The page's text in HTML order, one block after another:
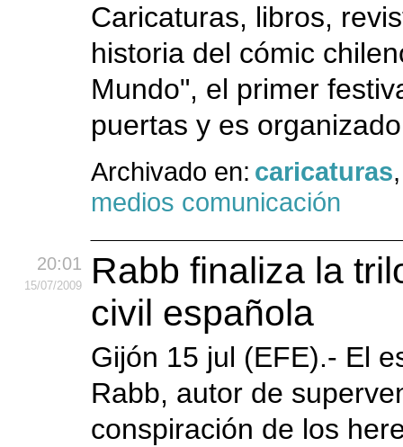
Caricaturas, libros,
historia del cómic
Mundo", el primer
puertas y es
Archivado en: caricaturas
medios comunicación
20:01
15/07/2009
Rabb finaliza la
civil española
Gijón 15 jul (EFE).- El
Rabb, autor de
conspiración de los